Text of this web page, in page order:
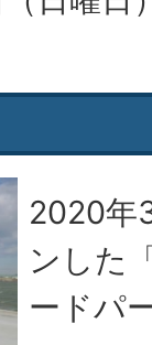
2020年
ンした
ードパ